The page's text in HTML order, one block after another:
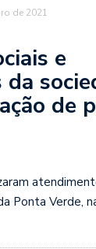
de 2021
e
de
Ponta Verde,